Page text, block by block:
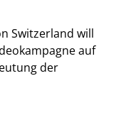
Switzerland will
auf
der